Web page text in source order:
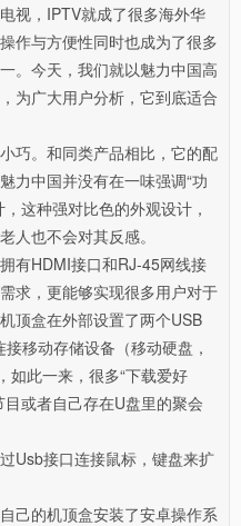
视，IPTV就成了很多海外华
作与方便性同时也成为了很多
。今天，我们就以魅力中国高
为广大用户分析，它到底适合
巧。和同类产品相比，它的配
力中国并没有在一味强调“功
这种强对比色的外观设计，
人也不会对其反感。
有HDMI接口和RJ-45网线接
求，更能够实现很多用户对于
顶盒在外部设置了两个USB
移动存储设备（移动硬盘，
如此一来，很多“下载爱好
或者自己存在U盘里的聚会
Usb接口连接鼠标，键盘来扩
己的机顶盒安装了安卓操作系